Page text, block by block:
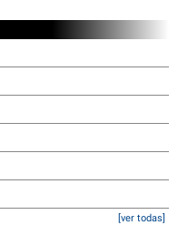
[ver todas]